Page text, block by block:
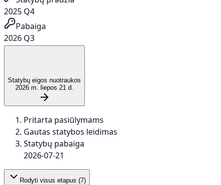
2025 Q4
Pabaiga
2026 Q3
Statybų eigos nuotraukos
2026 m. liepos 21 d.
Pritarta pasiūlymams
Gautas statybos leidimas
Statybų pabaiga
2026-07-21
Rodyti visus etapus (7)